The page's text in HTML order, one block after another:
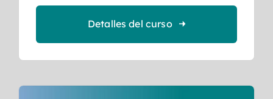
Detalles del curso